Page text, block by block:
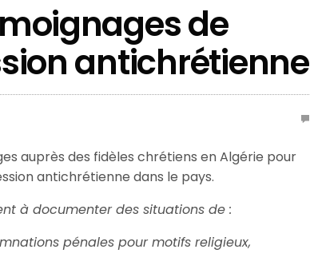
de
antichrétienne
auprès des fidèles chrétiens en Algérie pour
antichrétienne dans le pays.
à documenter des situations de :
pénales pour motifs religieux,